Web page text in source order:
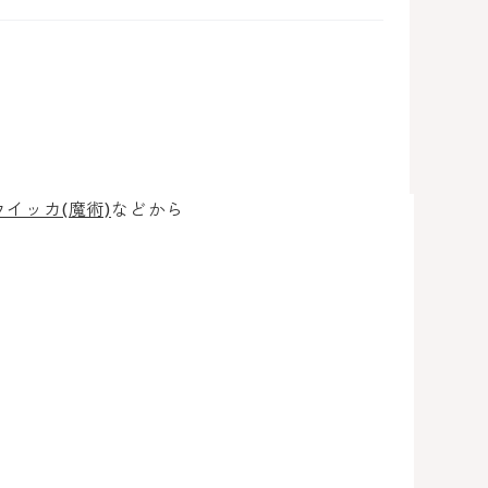
イッカ(魔術)などから